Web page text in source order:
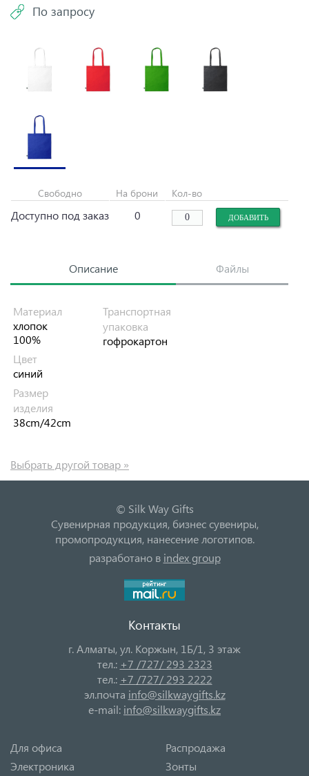
По запросу
Свободно На брони Кол-во
Доступно под заказ 0
Описание Файлы
Материал
хлопок
100%
Цвет
синий
Размер
изделия
38cm/42cm
Транспортная
упаковка
гофрокартон
Выбрать другой товар »
© Silk Way Gifts
Сувенирная продукция, бизнес сувениры,
промопродукция, нанесение логотипов.
разработано в index group
Контакты
г. Алматы, ул. Коржын, 1Б/1, 3 этаж
тел.: +7 /727/ 293 2323
тел.: +7 /727/ 293 2222
эл.почта info@silkwaygifts.kz
e-mail: info@silkwaygifts.kz
Для офиса
Электроника
Распродажа
Зонты